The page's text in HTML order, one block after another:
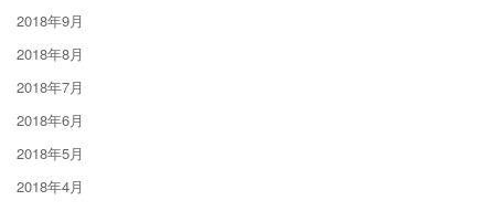
2018年9月
2018年8月
2018年7月
2018年6月
2018年5月
2018年4月